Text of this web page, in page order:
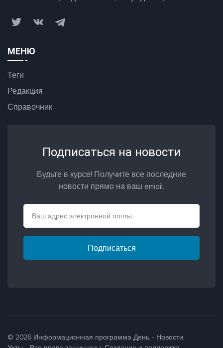
МЕНЮ
Теги
Редакция
Справочник
Подписаться на новости
Будьте в курсе! Получите все последние
новости прямо на ваш email.
Подписаться
© 2026 Информационная программа День - Новости